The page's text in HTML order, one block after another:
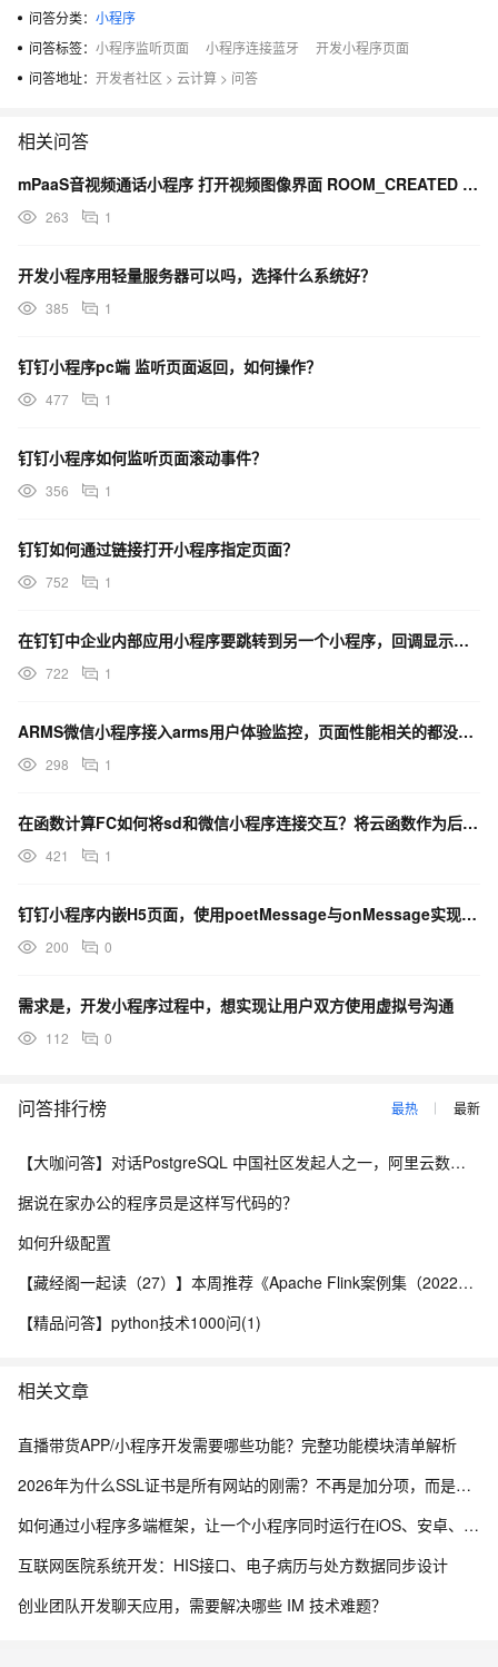
问答分类： 小程序
问答标签： 小程序监听页面 小程序连接蓝牙
开发小程序页面
问答地址： 开发者社区 > 云计算 > 问答
相关问答
mPaaS音视频通话小程序 打开视频图像界面 ROOM_CREATED 监听不到消息 是啥情况？
263 1
开发小程序用轻量服务器可以吗，选择什么系统好？
385 1
钉钉小程序pc端 监听页面返回，如何操作？
477 1
钉钉小程序如何监听页面滚动事件？
356 1
钉钉如何通过链接打开小程序指定页面？
752 1
在钉钉中企业内部应用小程序要跳转到另一个小程序，回调显示跳转成功，页面却提示别紧张，为什么？
722 1
ARMS微信小程序接入arms用户体验监控，页面性能相关的都没有数据。有可能是什么没有配置导致的呢？
298 1
在函数计算FC如何将sd和微信小程序连接交互？将云函数作为后端，通过微信小程序键入文本生成图片
421 1
钉钉小程序内嵌H5页面，使用poetMessage与onMessage实现双向通信，未成功
200 0
需求是，开发小程序过程中，想实现让用户双方使用虚拟号沟通
112 0
问答排行榜 最热 最新
【大咖问答】对话PostgreSQL 中国社区发起人之一，阿里云数据库高级专家 德哥
据说在家办公的程序员是这样写代码的？
如何升级配置
【藏经阁一起读（27）】本周推荐《Apache Flink案例集（2022版）》，你有哪些心得？
【精品问答】python技术1000问(1)
相关文章
直播带货APP/小程序开发需要哪些功能？完整功能模块清单解析
2026年为什么SSL证书是所有网站的刚需？不再是加分项，而是建站底线
如何通过小程序多端框架，让一个小程序同时运行在iOS、安卓、鸿蒙以及PC客户端，实现一次开发多端运行的效果
互联网医院系统开发：HIS接口、电子病历与处方数据同步设计
创业团队开发聊天应用，需要解决哪些 IM 技术难题？